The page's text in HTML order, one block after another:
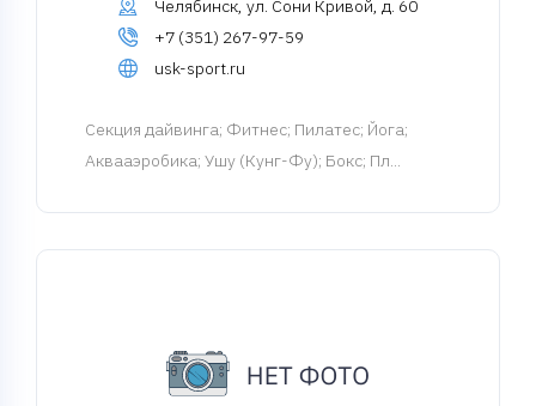
Челябинск, ул. Сони Кривой, д. 60
+7 (351) 267-97-59
usk-sport.ru
Cекция дайвинга; Фитнес; Пилатес; Йога;
Аквааэробика; Ушу (Кунг-Фу); Бокс; Пл...